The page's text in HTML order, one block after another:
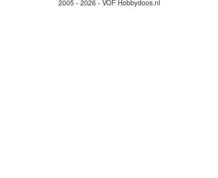
2005 - 2026 - VOF Hobbydoos.nl